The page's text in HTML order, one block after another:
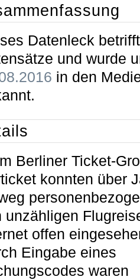
Datenleck
und wurde
in den
Berliner Ticket-
konnten über
unzähligen
offen
Eingabe eines
waren